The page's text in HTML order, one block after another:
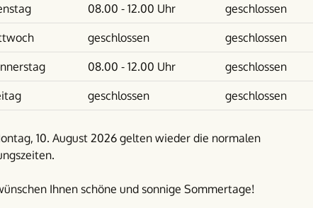
08.00 - 12.00 Uhr geschlossen
geschlossen geschlossen
08.00 - 12.00 Uhr geschlossen
geschlossen geschlossen
10. August 2026 gelten wieder die normalen
Ihnen schöne und sonnige Sommertage!